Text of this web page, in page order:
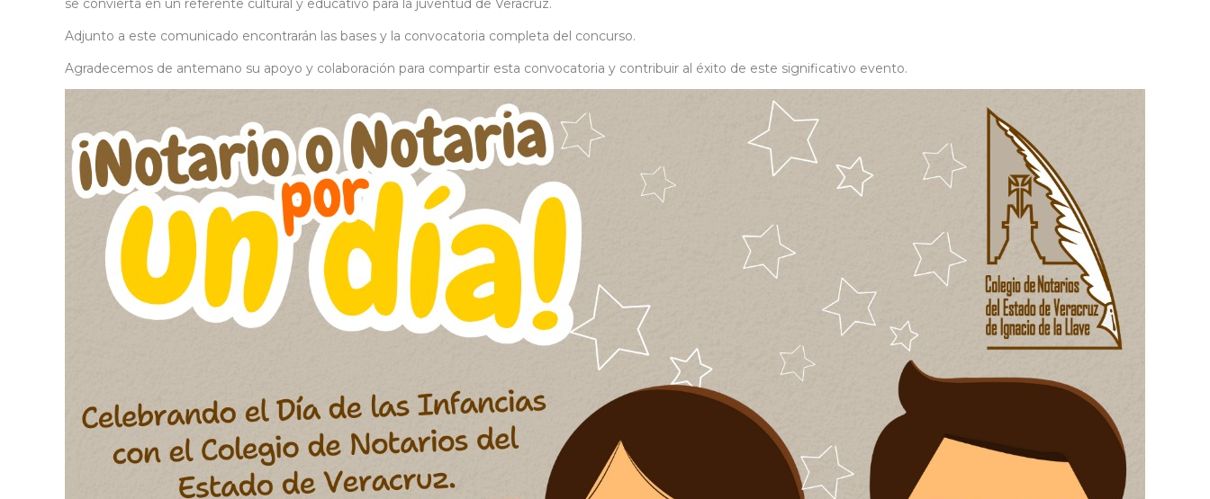
se convierta en un referente cultural y educativo para la juventud de Veracruz.
Adjunto a este comunicado encontrarán las bases y la convocatoria completa del concurso.
Agradecemos de antemano su apoyo y colaboración para compartir esta convocatoria y contribuir al éxito de este significativo evento.